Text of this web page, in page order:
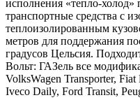
исполнения «тепло-холод»
транспортные средства с
теплоизолированным
метров для поддержания
градусов Цельсия.
Вольт: ГАЗель все
VolksWagen Transporter,
Iveco Daily, Ford Transit,